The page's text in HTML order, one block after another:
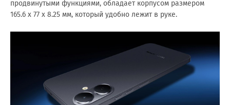
продвинутыми функциями, обладает корпусом размером
165.6 х 77 х 8.25 мм, который удобно лежит в руке.